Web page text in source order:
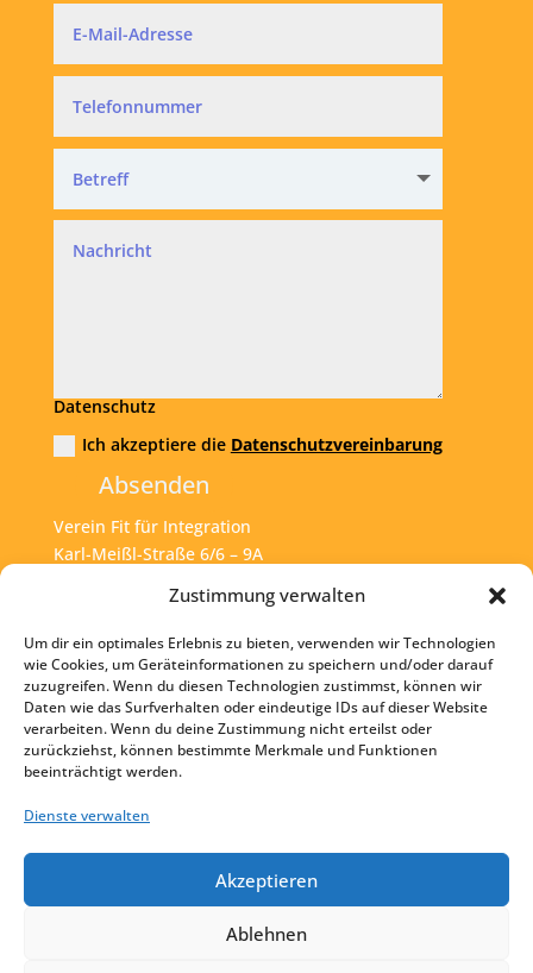
Zustimmung verwalten
Um dir ein optimales Erlebnis zu bieten, verwenden wir Technologien
wie Cookies, um Geräteinformationen zu speichern und/oder darauf
zuzugreifen. Wenn du diesen Technologien zustimmst, können wir
Daten wie das Surfverhalten oder eindeutige IDs auf dieser Website
verarbeiten. Wenn du deine Zustimmung nicht erteilst oder
zurückziehst, können bestimmte Merkmale und Funktionen
beeinträchtigt werden.
Dienste verwalten
Akzeptieren
Ablehnen
Datenschutz
Ich akzeptiere die Datenschutzvereinbarung
Absenden
Verein Fit für Integration
Karl-Meißl-Straße 6/6 – 9A
Tel:+43 1 925 77 46
Mail: office@fit4int.at
Startseite
Kontakt
Impressum